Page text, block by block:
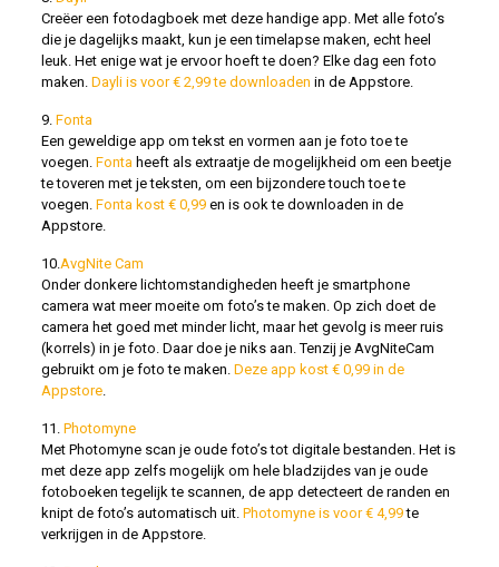
Creëer een fotodagboek met deze handige app. Met alle foto’s
die je dagelijks maakt, kun je een timelapse maken, echt heel
leuk. Het enige wat je ervoor hoeft te doen? Elke dag een foto
maken. Dayli is voor € 2,99 te downloaden in de Appstore.
9. Fonta
Een geweldige app om tekst en vormen aan je foto toe te
voegen. Fonta heeft als extraatje de mogelijkheid om een beetje
te toveren met je teksten, om een bijzondere touch toe te
voegen. Fonta kost € 0,99en is ook te downloaden in de
Appstore.
10. AvgNite Cam
Onder donkere lichtomstandigheden heeft je smartphone
camera wat meer moeite om foto’s te maken. Op zich doet de
camera het goed met minder licht, maar het gevolg is meer ruis
(korrels) in je foto. Daar doe je niks aan. Tenzij je AvgNiteCam
gebruikt om je foto te maken. Deze app kost € 0,99 in de
Appstore.
11. Photomyne
Met Photomyne scan je oude foto’s tot digitale bestanden. Het is
met deze app zelfs mogelijk om hele bladzijdes van je oude
fotoboeken tegelijk te scannen, de app detecteert de randen en
knipt de foto’s automatisch uit. Photomyne is voor € 4,99te
verkrijgen in de Appstore.